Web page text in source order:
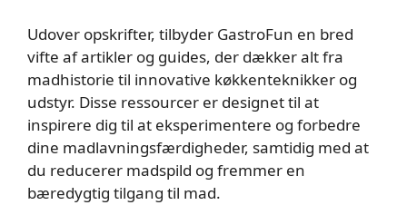
Udover opskrifter, tilbyder GastroFun en bred
vifte af artikler og guides, der dækker alt fra
madhistorie til innovative køkkenteknikker og
udstyr. Disse ressourcer er designet til at
inspirere dig til at eksperimentere og forbedre
dine madlavningsfærdigheder, samtidig med at
du reducerer madspild og fremmer en
bæredygtig tilgang til mad.